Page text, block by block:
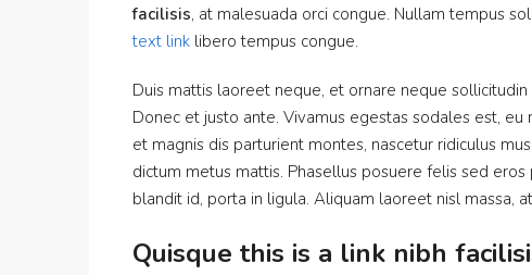
facilisis, at malesuada orci congue. Nullam tempus
text link libero tempus congue.
Duis mattis laoreet neque, et ornare neque
Donec et justo ante. Vivamus egestas sodales est,
et magnis dis parturient montes, nascetur ridiculus
dictum metus mattis. Phasellus posuere felis sed
blandit id, porta in ligula. Aliquam laoreet nisl massa,
Quisque this is a link nibh